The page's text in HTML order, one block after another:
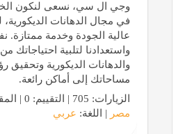
وجي ال سي، نسعى لنكون
في مجال الدهانات الديكورية،
عالية الجودة وخدمة ممتازة.
واستعدادنا لتلبية احتياجاتك
والدهانات الديكورية وتحقيق
مساحاتك إلى أماكن رائعة.
الزيارات: 705 | التقييم: 0 | المقيّمين: 0 | الدولة:
مصر | اللغة: عربي